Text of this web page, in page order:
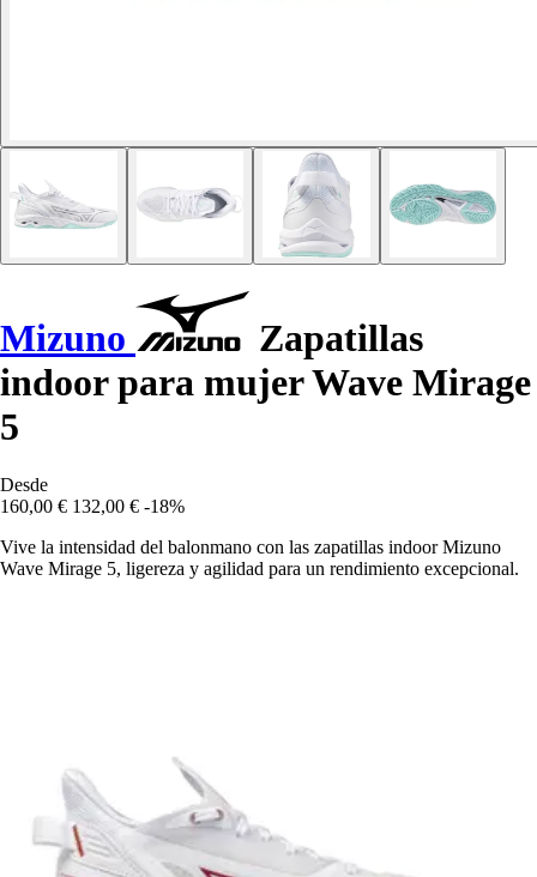
Mizuno
Zapatillas
indoor para mujer Wave Mirage
5
Desde
160,00 € 132,00 € -18%
Vive la intensidad del balonmano con las zapatillas indoor Mizuno
Wave Mirage 5, ligereza y agilidad para un rendimiento excepcional.